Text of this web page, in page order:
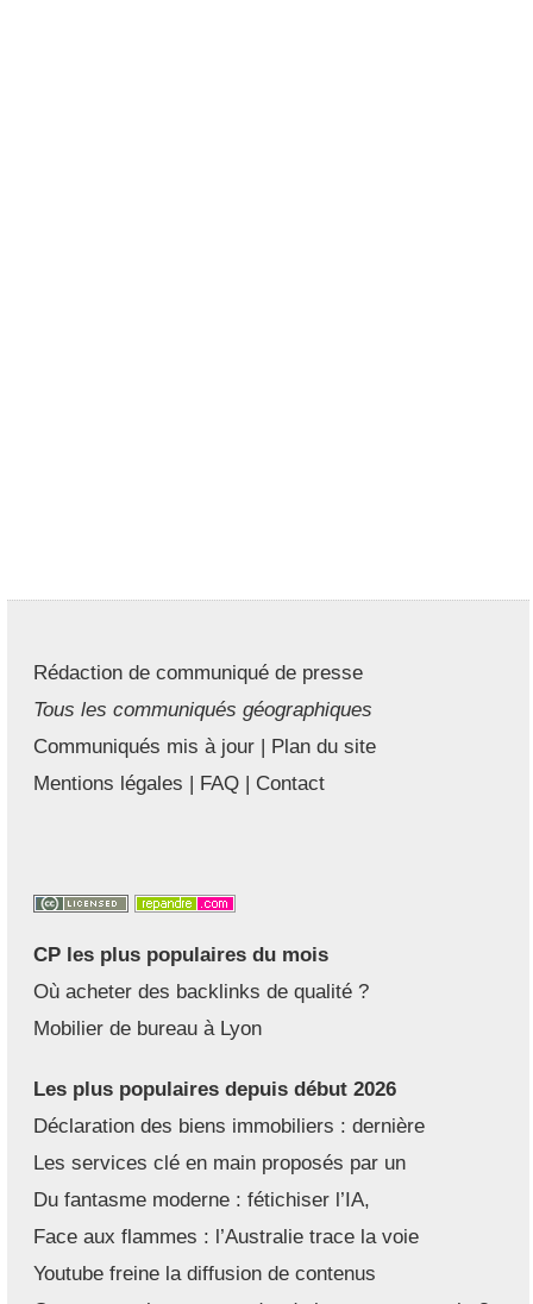
Rédaction de communiqué de presse
Tous les communiqués géographiques
Communiqués mis à jour | Plan du site
Mentions légales | FAQ | Contact
CP les plus populaires du mois
Où acheter des backlinks de qualité ?
Mobilier de bureau à Lyon
Les plus populaires depuis début 2026
Déclaration des biens immobiliers : dernière
Les services clé en main proposés par un
Du fantasme moderne : fétichiser l’IA,
Face aux flammes : l’Australie trace la voie
Youtube freine la diffusion de contenus